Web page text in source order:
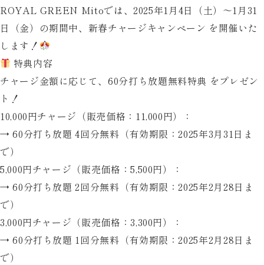
ROYAL GREEN Mitoでは、2025年1月4日（土）～1月31
日（金）の期間中、 新春チャージキャンペーン を開催いた
します！
特典内容
チャージ金額に応じて、60分打ち放題無料特典 をプレゼン
ト！
10,000円チャージ （販売価格：11,000円）：
→60分打ち放題 4回分無料 （有効期限：2025年3月31日ま
で）
5,000円チャージ （販売価格：5,500円）：
→60分打ち放題 2回分無料 （有効期限：2025年2月28日ま
で）
3,000円チャージ （販売価格：3,300円）：
→60分打ち放題 1回分無料 （有効期限：2025年2月28日ま
で）